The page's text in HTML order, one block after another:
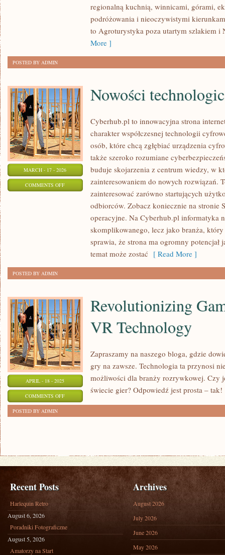
ZAKOCHANYCHregionalną kuchnią, winnicami, górami,
podróżowania i nieoczywistymi
to Agroturystyka poza utartym szlakiem i
More ]
POSTED BY ADMIN
MARCH - 17 - 2026
COMMENTS OFFON
TECHNOLOGICZNE
Nowości
Cyberhub.pl to innowacyjna strona
charakter współczesnej technologii
osób, które chcą zgłębiać urządzenia
także szeroko rozumiane
buduje skojarzenia z centrum wiedzy, w
zainteresowaniem do nowych rozwiązań.
zainteresować zarówno startujących
odbiorców. Zobacz koniecznie na stronie
operacyjne. Na Cyberhub.pl informatyka
skomplikowanego, lecz jako branża, który
sprawia, że strona ma ogromny
temat może zostać [ Read More ]
POSTED BY ADMIN
APRIL - 18 - 2025
COMMENTS OFFON
AND
VR
TECHNOLOGY
Revolutionizing
VR Technology
Zapraszamy na naszego bloga, gdzie
gry na zawsze. Technologia ta przynosi
możliwości dla branży rozrywkowej. Czy
świecie gier? Odpowiedź jest prosta – tak!
POSTED BY ADMIN
Recent Posts
Harlequin Retro
August 6, 2026
Poradniki Fotograficzne
August 5, 2026
Amatorzy na Start
Archives
August 2026
July 2026
June 2026
May 2026